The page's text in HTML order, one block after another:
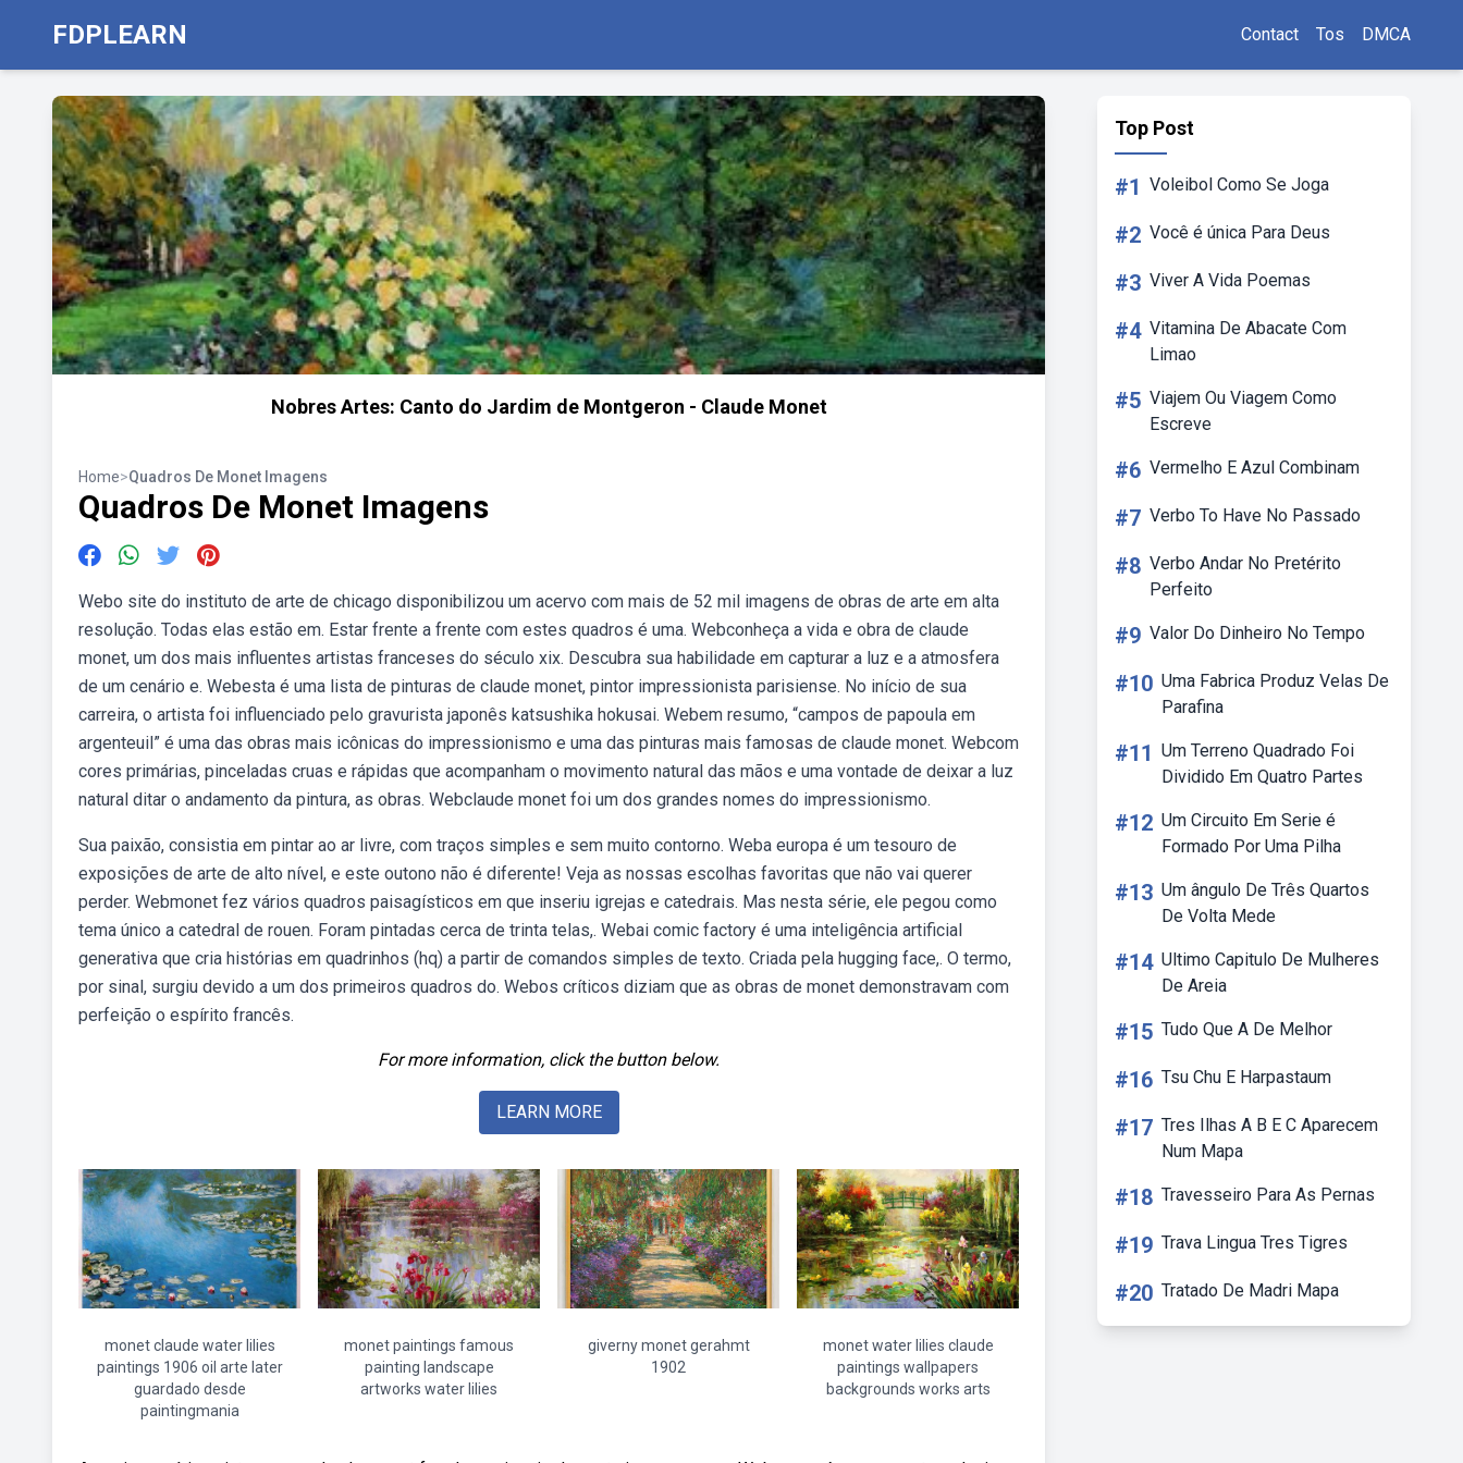
FDPLEARN Contact Tos DMCA
Nobres Artes: Canto do Jardim de Montgeron - Claude Monet
Home>Quadros De Monet Imagens
Quadros De Monet Imagens
Webo site do instituto de arte de chicago disponibilizou um acervo com mais de 52 mil imagens de obras de arte em alta
resolução. Todas elas estão em. Estar frente a frente com estes quadros é uma. Webconheça a vida e obra de claude
monet, um dos mais influentes artistas franceses do século xix. Descubra sua habilidade em capturar a luz e a atmosfera
de um cenário e. Webesta é uma lista de pinturas de claude monet, pintor impressionista parisiense. No início de sua
carreira, o artista foi influenciado pelo gravurista japonês katsushika hokusai. Webem resumo, “campos de papoula em
argenteuil” é uma das obras mais icônicas do impressionismo e uma das pinturas mais famosas de claude monet. Webcom
cores primárias, pinceladas cruas e rápidas que acompanham o movimento natural das mãos e uma vontade de deixar a luz
natural ditar o andamento da pintura, as obras. Webclaude monet foi um dos grandes nomes do impressionismo.
Sua paixão, consistia em pintar ao ar livre, com traços simples e sem muito contorno. Weba europa é um tesouro de
exposições de arte de alto nível, e este outono não é diferente! Veja as nossas escolhas favoritas que não vai querer
perder. Webmonet fez vários quadros paisagísticos em que inseriu igrejas e catedrais. Mas nesta série, ele pegou como
tema único a catedral de rouen. Foram pintadas cerca de trinta telas,. Webai comic factory é uma inteligência artificial
generativa que cria histórias em quadrinhos (hq) a partir de comandos simples de texto. Criada pela hugging face,. O termo,
por sinal, surgiu devido a um dos primeiros quadros do. Webos críticos diziam que as obras de monet demonstravam com
perfeição o espírito francês.
For more information, click the button below.
LEARN MORE
monet claude water lilies
paintings 1906 oil arte later
guardado desde
paintingmania
monet paintings famous
painting landscape
artworks water lilies
giverny monet gerahmt
1902
monet water lilies claude
paintings wallpapers
backgrounds works arts
Top Post
#1 Voleibol Como Se Joga
#2 Você é única Para Deus
#3 Viver A Vida Poemas
#4 Vitamina De Abacate Com
Limao
#5 Viajem Ou Viagem Como
Escreve
#6 Vermelho E Azul Combinam
#7 Verbo To Have No Passado
#8 Verbo Andar No Pretérito
Perfeito
#9 Valor Do Dinheiro No Tempo
#10 Uma Fabrica Produz Velas De
Parafina
#11 Um Terreno Quadrado Foi
Dividido Em Quatro Partes
#12 Um Circuito Em Serie é
Formado Por Uma Pilha
#13 Um ângulo De Três Quartos
De Volta Mede
#14 Ultimo Capitulo De Mulheres
De Areia
#15 Tudo Que A De Melhor
#16 Tsu Chu E Harpastaum
#17 Tres Ilhas A B E C Aparecem
Num Mapa
#18 Travesseiro Para As Pernas
#19 Trava Lingua Tres Tigres
#20 Tratado De Madri Mapa